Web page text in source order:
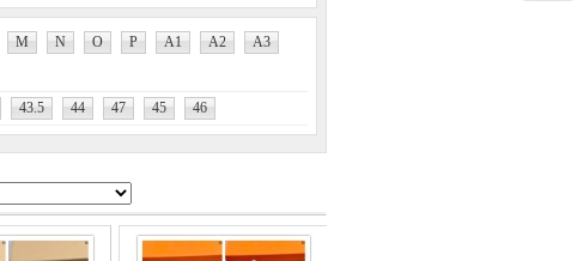
M N O P A1 A2
A3
43.5 44 47 45 46